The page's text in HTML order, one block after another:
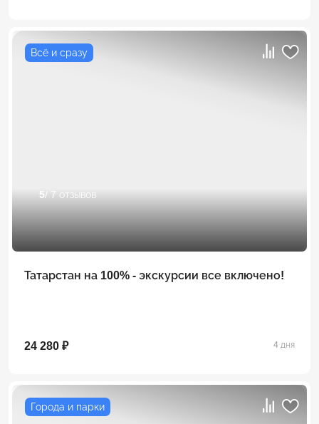
Всё и сразу
5/ 7 отзывов
Татарстан на 100% - экскурсии все включено!
24 280 ₽ 4 дня
Города и парки